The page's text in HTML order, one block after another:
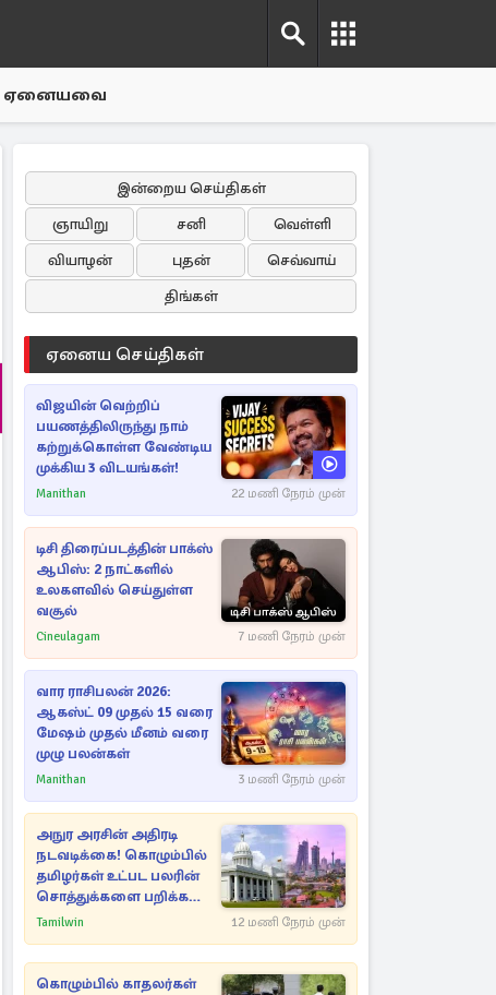
ஏனையவை
இன்றைய செய்திகள்
ஞாயிறு
சனி
வெள்ளி
வியாழன்
புதன்
செவ்வாய்
திங்கள்
ஏனைய செய்திகள்
விஜயின் வெற்றிப்
பயணத்திலிருந்து நாம்
கற்றுக்கொள்ள வேண்டிய
முக்கிய 3 விடயங்கள்!
Manithan 22 மணி நேரம் முன்
டிசி திரைப்படத்தின் பாக்ஸ்
ஆபிஸ்: 2 நாட்களில்
உலகளவில் செய்துள்ள
வசூல்
Cineulagam 7 மணி நேரம் முன்
வார ராசிபலன் 2026:
ஆகஸ்ட் 09 முதல் 15 வரை
மேஷம் முதல் மீனம் வரை
முழு பலன்கள்
Manithan 3 மணி நேரம் முன்
அநுர அரசின் அதிரடி
நடவடிக்கை! கொழும்பில்
தமிழர்கள் உட்பட பலரின்
சொத்துக்களை பறிக்க
நடவடிக்கை
Tamilwin 12 மணி நேரம் முன்
கொழும்பில் காதலர்கள்